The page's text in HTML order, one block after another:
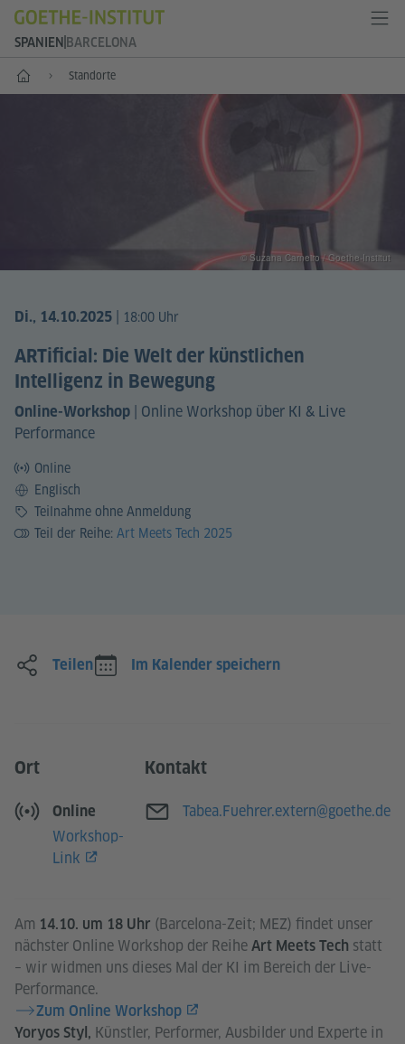
SPANIEN BARCELONA
Start Standorte
Di., 14.10.2025 18:00 Uhr
ARTificial: Die Welt der künstlichen
Intelligenz in Bewegung
Online-Workshop | Online Workshop über KI & Live
Performance
Online
SpracheEnglisch
PreisTeilnahme ohne Anmeldung
Teil der Reihe: Art Meets Tech 2025
© Suzana Carneiro / Goethe-Institut
Am 14.10. um 18 Uhr (Barcelona-Zeit; MEZ) findet unser
nächster Online Workshop der Reihe Art Meets Tech statt
– wir widmen uns dieses Mal der KI im Bereich der Live-
Performance.
Zum Online Workshop
Yoryos Styl, Künstler, Performer, Ausbilder und Experte in
Teilen Im Kalender speichern
Ort
Online
Workshop-
Link
Kontakt
E-Mail
Tabea.Fuehrer.extern@goethe.de